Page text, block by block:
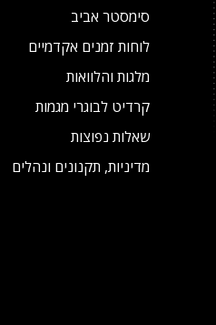
סימסטר אביב
לוחות זמנים אקדמיים
מלגות והלוואות
קרדיט לבוגרי מגמות
שאלות נפוצות
מדיניות, תקנונים ונהלים